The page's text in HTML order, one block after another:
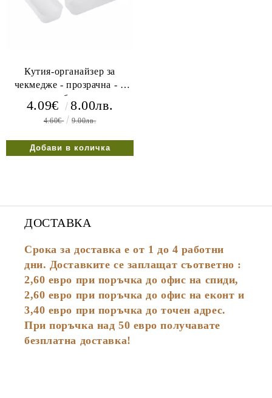
Кутия-органайзер за
чекмедже - прозрачна - 3
бр.
4.09€ 8.00лв.
4.60€ 9.00лв.
ДОСТАВКА
Срока за доставка е от 1 до 4 работни
дни. Доставките се заплащат съответно :
2,60 евро при поръчка до офис на спиди,
2,60 евро при поръчка до офис на еконт и
3,40 евро при поръчка до точен адрес.
При поръчка над 50 евро получавате
безплатна доставка!